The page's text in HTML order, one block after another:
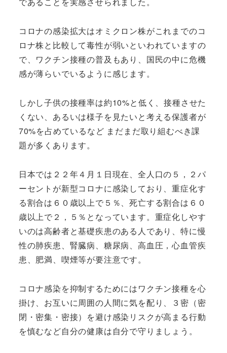
コロナの感染拡大はオミクロン株がこれまでのコ
ロナ株と比較して毒性が弱いといわれていますの
で、ワクチン接種の普及もあり、国民の中に危機
感が薄らいでいるように感じます。
しかし子供の接種率は約10%と低く、接種させた
くない、あるいは様子を見たいと考える保護者が
70%を占めているなど まだまだ取り組むべき課
題が多くあります。
日本では２２年４月１日現在、全人口の５，２パ
ーセントが新型コロナに感染しており、重症化す
る割合は６０歳以上で５％、死亡する割合は６０
歳以上で２，５％となっています。重症化しやす
いのは高齢者と基礎疾患のある人であり、特に慢
性の肺疾患、腎臓病、糖尿病、高血圧，心血管疾
患、肥満、喫煙等が要注意です。
コロナ感染を抑制するためにはワクチン接種を心
掛け、お互いに周囲の人間に気を配り、３密（密
閉・密集・密接）を避け感染リスクが高まる行動
を慎むなど自分の健康は自分で守りましょう。